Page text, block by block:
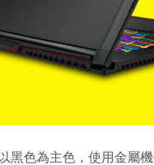
黑色為主色，使用金屬